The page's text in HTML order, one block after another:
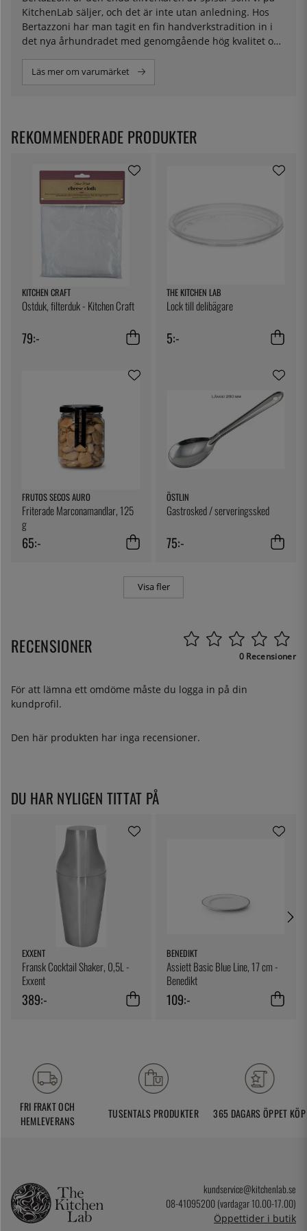
KitchenLab säljer, och det är inte utan anledning. Hos
Bertazzoni har man tagit en fin handverkstradition in i
det nya århundradet med genomgående hög kvalitet och
av 1800-talet har mycket hänt när det kommer till
spisar, och Bertazzoni har på ett snyggt sätt kombinerat
med både gas och induktion i flera färger och modeller
Läs mer om varumärket
KITCHEN CRAFT
Ostduk, filterduk - Kitchen Craft
79:-
THE KITCHEN LAB
Lock till delibägare
5:-
FRUTOS SECOS AURO
Friterade Marconamandlar, 125
g
65:-
ÖSTLIN
Gastrosked / serveringssked
75:-
Visa fler
REKOMMENDERADE PRODUKTER
RECENSIONER 0 Recensioner
För att lämna ett omdöme måste du logga in på din
kundprofil.
Den här produkten har inga recensioner.
DU HAR NYLIGEN TITTAT PÅ
EXXENT
Fransk Cocktail Shaker, 0,5L -
Exxent
389:-
BENEDIKT
Assiett Basic Blue Line, 17 cm -
Benedikt
109:-
FRI FRAKT OCH
HEMLEVERANS
TUSENTALS PRODUKTER 365 DAGARS ÖPPET KÖP
kundservice@kitchenlab.se
08-41095200 (vardagar 10.00-17.00)
Öppettider i butik